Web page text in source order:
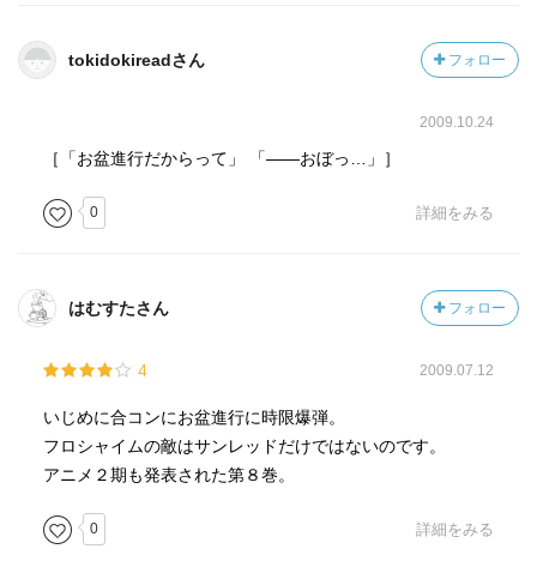
tokidokireadさん フォロー
2009.10.24
［「お盆進行だからって」 「――おぼっ…」］
0 詳細をみる
はむすたさん フォロー
4 2009.07.12
いじめに合コンにお盆進行に時限爆弾。
フロシャイムの敵はサンレッドだけではないのです。
アニメ２期も発表された第８巻。
0 詳細をみる